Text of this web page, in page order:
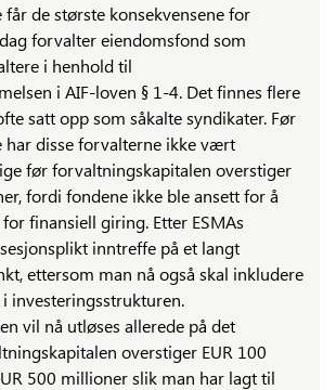
får de største konsekvensene for
forvalter eiendomsfond som
i henhold til
i AIF-loven § 1-4. Det finnes flere
satt opp som såkalte syndikater. Før
har disse forvalterne ikke vært
før forvaltningskapitalen overstiger
fordi fondene ikke ble ansett for å
finansiell giring. Etter ESMAs
inntreffe på et langt
ettersom man nå også skal inkludere
investeringsstrukturen.
vil nå utløses allerede på det
overstiger EUR 100
500 millioner slik man har lagt til